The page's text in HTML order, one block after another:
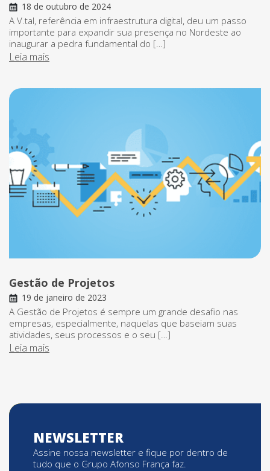
18 de outubro de 2024
A V.tal, referência em infraestrutura digital, deu um passo
importante para expandir sua presença no Nordeste ao
inaugurar a pedra fundamental do […]
Leia mais
Gestão de Projetos
19 de janeiro de 2023
A Gestão de Projetos é sempre um grande desafio nas
empresas, especialmente, naquelas que baseiam suas
atividades, seus processos e o seu […]
Leia mais
NEWSLETTER
Assine nossa newsletter e fique por dentro de
tudo que o Grupo Afonso França faz.